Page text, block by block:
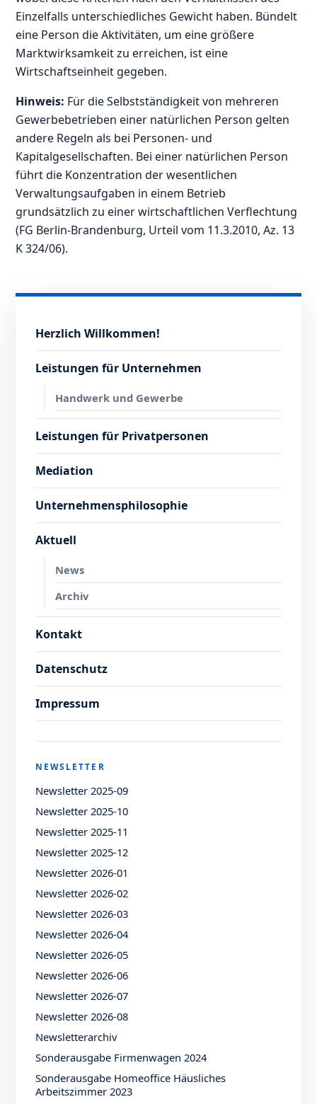
Einzelfalls unterschiedliches Gewicht haben. Bündelt
eine Person die Aktivitäten, um eine größere
Marktwirksamkeit zu erreichen, ist eine
Wirtschaftseinheit gegeben.
Hinweis: Für die Selbstständigkeit von mehreren
Gewerbebetrieben einer natürlichen Person gelten
andere Regeln als bei Personen- und
Kapitalgesellschaften. Bei einer natürlichen Person
führt die Konzentration der wesentlichen
Verwaltungsaufgaben in einem Betrieb
grundsätzlich zu einer wirtschaftlichen Verflechtung
(FG Berlin-Brandenburg, Urteil vom 11.3.2010, Az. 13
K 324/06).
Herzlich Willkommen!
Leistungen für Unternehmen
Handwerk und Gewerbe
Leistungen für Privatpersonen
Mediation
Unternehmensphilosophie
Aktuell
News
Archiv
Kontakt
Datenschutz
Impressum
NEWSLETTER
Newsletter 2025-09
Newsletter 2025-10
Newsletter 2025-11
Newsletter 2025-12
Newsletter 2026-01
Newsletter 2026-02
Newsletter 2026-03
Newsletter 2026-04
Newsletter 2026-05
Newsletter 2026-06
Newsletter 2026-07
Newsletter 2026-08
Newsletterarchiv
Sonderausgabe Firmenwagen 2024
Sonderausgabe Homeoffice Häusliches
Arbeitszimmer 2023